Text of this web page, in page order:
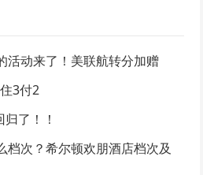
活动来了！美联航转分加赠
3付2
了！！
档次？希尔顿欢朋酒店档次及